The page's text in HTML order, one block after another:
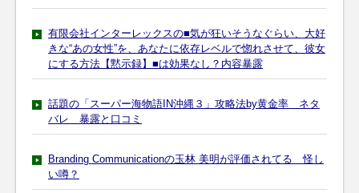
有限会社インターレックスの■気が狂いそうなぐらい、大好
きな“あの女性”を、あなたに依存レベルで惚れさせて、彼女
にする方法【黙示録】■は効果なし？内容暴露
話題の「スーパー海物語IN沖縄３」攻略法by黄金率 ネタ
バレ 暴露と口コミ
Branding Communicationの玉林 美明が評価されてる 怪し
い噂？